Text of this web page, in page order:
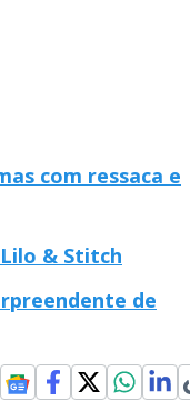
com ressaca e
& Stitch
de